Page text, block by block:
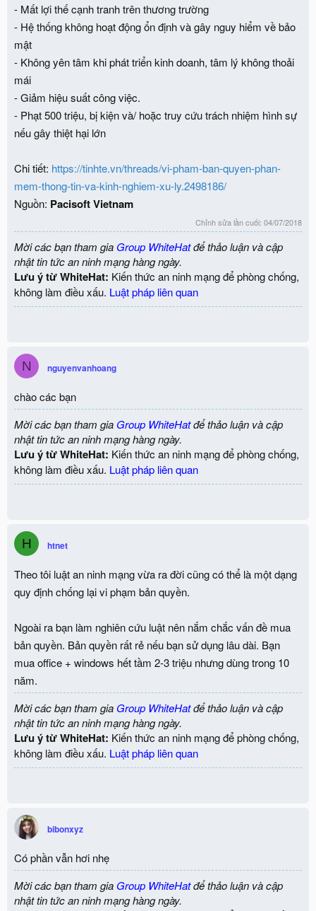
- Mất lợi thế cạnh tranh trên thương trường
- Hệ thống không hoạt động ổn định và gây nguy hiểm về bảo
mật
- Không yên tâm khi phát triển kinh doanh, tâm lý không thoải
mái
- Giảm hiệu suất công việc.
- Phạt 500 triệu, bị kiện và/ hoặc truy cứu trách nhiệm hình sự
nếu gây thiệt hại lớn
Chi tiết: https://tinhte.vn/threads/vi-pham-ban-quyen-phan-
mem-thong-tin-va-kinh-nghiem-xu-ly.2498186/
Nguồn: Pacisoft Vietnam
Chỉnh sửa lần cuối: 04/07/2018
Mời các bạn tham gia Group WhiteHatđể thảo luận và cập
nhật tin tức an ninh mạng hàng ngày.
Lưu ý từ WhiteHat: Kiến thức an ninh mạng để phòng chống,
không làm điều xấu. Luật pháp liên quan
N nguyenvanhoang
chào các bạn
Mời các bạn tham gia Group WhiteHatđể thảo luận và cập
nhật tin tức an ninh mạng hàng ngày.
Lưu ý từ WhiteHat: Kiến thức an ninh mạng để phòng chống,
không làm điều xấu. Luật pháp liên quan
H htnet
Theo tôi luật an ninh mạng vừa ra đời cũng có thể là một dạng
quy định chống lại vi phạm bản quyền.
Ngoài ra bạn làm nghiên cứu luật nên nắm chắc vấn đề mua
bản quyền. Bản quyền rất rẻ nếu bạn sử dụng lâu dài. Bạn
mua office + windows hết tầm 2-3 triệu nhưng dùng trong 10
năm.
Mời các bạn tham gia Group WhiteHatđể thảo luận và cập
nhật tin tức an ninh mạng hàng ngày.
Lưu ý từ WhiteHat: Kiến thức an ninh mạng để phòng chống,
không làm điều xấu. Luật pháp liên quan
bibonxyz
Có phần vẫn hơi nhẹ
Mời các bạn tham gia Group WhiteHatđể thảo luận và cập
nhật tin tức an ninh mạng hàng ngày.